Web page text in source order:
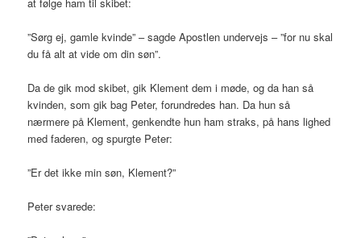
”Sørg ej, gamle kvinde” – sagde Apostlen undervejs – ”for nu skal
du få alt at vide om din søn”.
Da de gik mod skibet, gik Klement dem i møde, og da han så
kvinden, som gik bag Peter, forundredes han. Da hun så
nærmere på Klement, genkendte hun ham straks, på hans lighed
med faderen, og spurgte Peter:
”Er det ikke min søn, Klement?”
Peter svarede: